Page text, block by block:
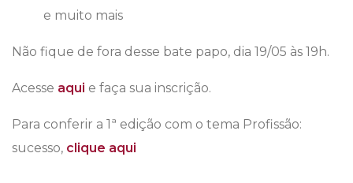
e muito mais
Não fique de fora desse bate papo, dia 19/05 às 19h.
Acesse aqui e faça sua inscrição.
Para conferir a 1ª edição com o tema Profissão:
sucesso, clique aqui